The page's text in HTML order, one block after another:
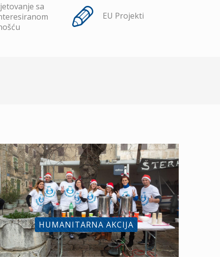
sa
EU Projekti
HUMANITARNA AKCIJA